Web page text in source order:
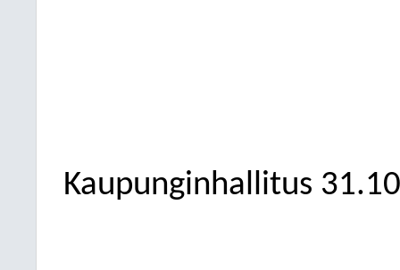
Kaupunginhallitus